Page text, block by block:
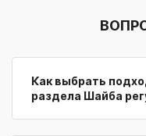
Как выбрать
раздела Шайба